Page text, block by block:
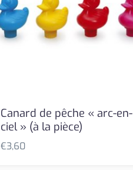
Canard de pêche « arc-en-
ciel » (à la pièce)
€3,60